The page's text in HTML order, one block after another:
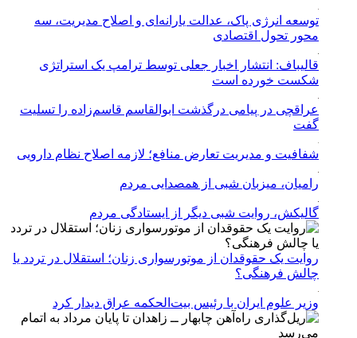
توسعه انرژی پاک، عدالت یارانه‌ای و اصلاح مدیریت، سه
محور تحول اقتصادی
قالیباف: انتشار اخبار جعلی توسط ترامپ یک استراتژی
شکست خورده است
عراقچی در پیامی درگذشت ابوالقاسم قاسم‌زاده را تسلیت
گفت
شفافیت و مدیریت تعارض منافع؛ لازمه اصلاح نظام دارویی
رامیان، میزبان شبی از همصدایی مردم
گالیکش، روایت شبی دیگر از ایستادگی مردم
روایت یک حقوقدان از موتورسواری زنان؛ استقلال در تردد یا
چالش فرهنگی؟
وزیر علوم ایران با رئیس بیت‌الحکمه عراق دیدار کرد